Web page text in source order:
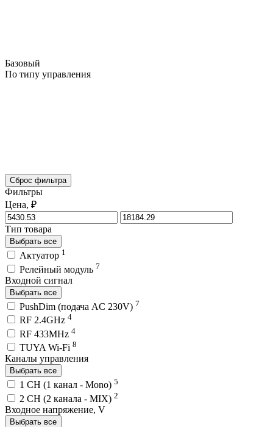
Базовый
По типу управления
Сброс фильтра
Фильтры
Цена, ₽
Тип товара
Выбрать все
Актуатор 1
Релейный модуль 7
Входной сигнал
Выбрать все
PushDim (подача AC 230V) 7
RF 2.4GHz 4
RF 433MHz 4
TUYA Wi-Fi 8
Каналы управления
Выбрать все
1 CH (1 канал - Mono) 5
2 CH (2 канала - MIX) 2
Входное напряжение, V
Выбрать все